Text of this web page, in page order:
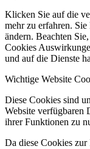
Klicken Sie auf die
mehr zu erfahren.
ändern. Beachten
Cookies
und auf die Dienste
Wichtige Website
Diese Cookies sind
Website verfügbaren
ihrer Funktionen zu
Da diese Cookies